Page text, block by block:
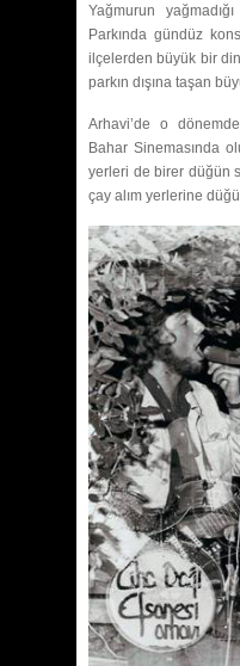
Yağmurun
Parkında gündüz
ilçelerden büyük bir
parkın dışına taşan
Arhavi’de o
Bahar Sinemasında
yerleri de birer düğün
çay alım yerlerine